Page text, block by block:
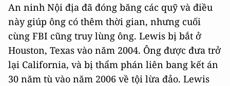
An ninh Nội địa đã đóng băng các quỹ và điều
này giúp ông có thêm thời gian, nhưng cuối
cùng FBI cũng truy lùng ông. Lewis bị bắt ở
Houston, Texas vào năm 2004. Ông được đưa trở
lại California, và bị thẩm phán liên bang kết án
30 năm tù vào năm 2006 về tội lừa đảo. Lewis